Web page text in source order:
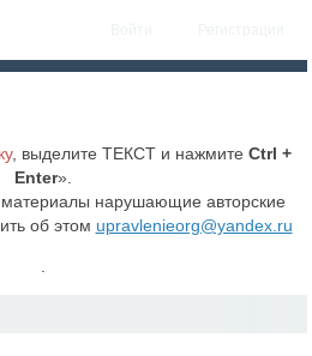
, выделите ТЕКСТ и нажмите Ctrl +
Enter».
нарушающие авторские
об этом upravlenieorg@yandex.ru